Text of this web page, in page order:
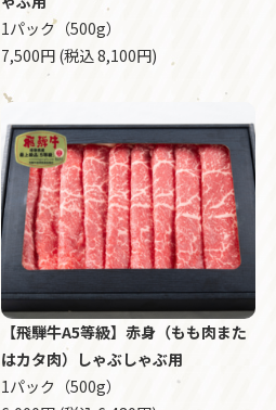
1パック（500g）
7,500円 (税込 8,100円)
【飛騨牛A5等級】赤身（もも肉また
はカタ肉）しゃぶしゃぶ用
1パック（500g）